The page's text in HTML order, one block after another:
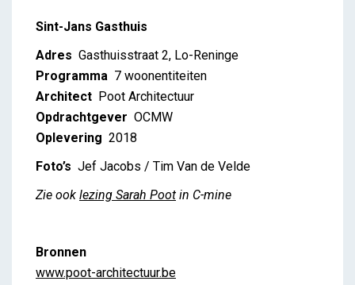
Sint-Jans Gasthuis
Adres Gasthuisstraat 2, Lo-Reninge
Programma 7 woonentiteiten
Architect Poot Architectuur
Opdrachtgever OCMW
Oplevering 2018
Foto’s Jef Jacobs / Tim Van de Velde
Zie ook lezing Sarah Poot in C-mine
Bronnen
www.poot-architectuur.be